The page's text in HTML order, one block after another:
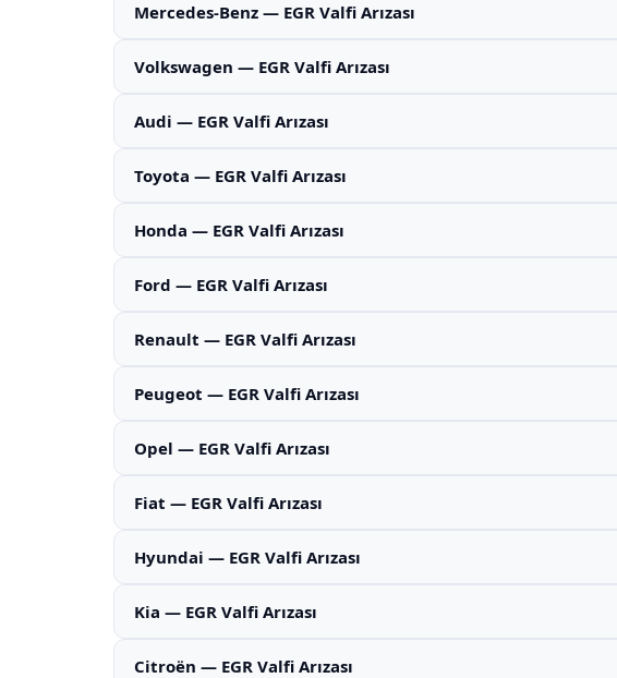
Mercedes-Benz — EGR Valfi Arızası
Volkswagen — EGR Valfi Arızası
Audi — EGR Valfi Arızası
Toyota — EGR Valfi Arızası
Honda — EGR Valfi Arızası
Ford — EGR Valfi Arızası
Renault — EGR Valfi Arızası
Peugeot — EGR Valfi Arızası
Opel — EGR Valfi Arızası
Fiat — EGR Valfi Arızası
Hyundai — EGR Valfi Arızası
Kia — EGR Valfi Arızası
Citroën — EGR Valfi Arızası